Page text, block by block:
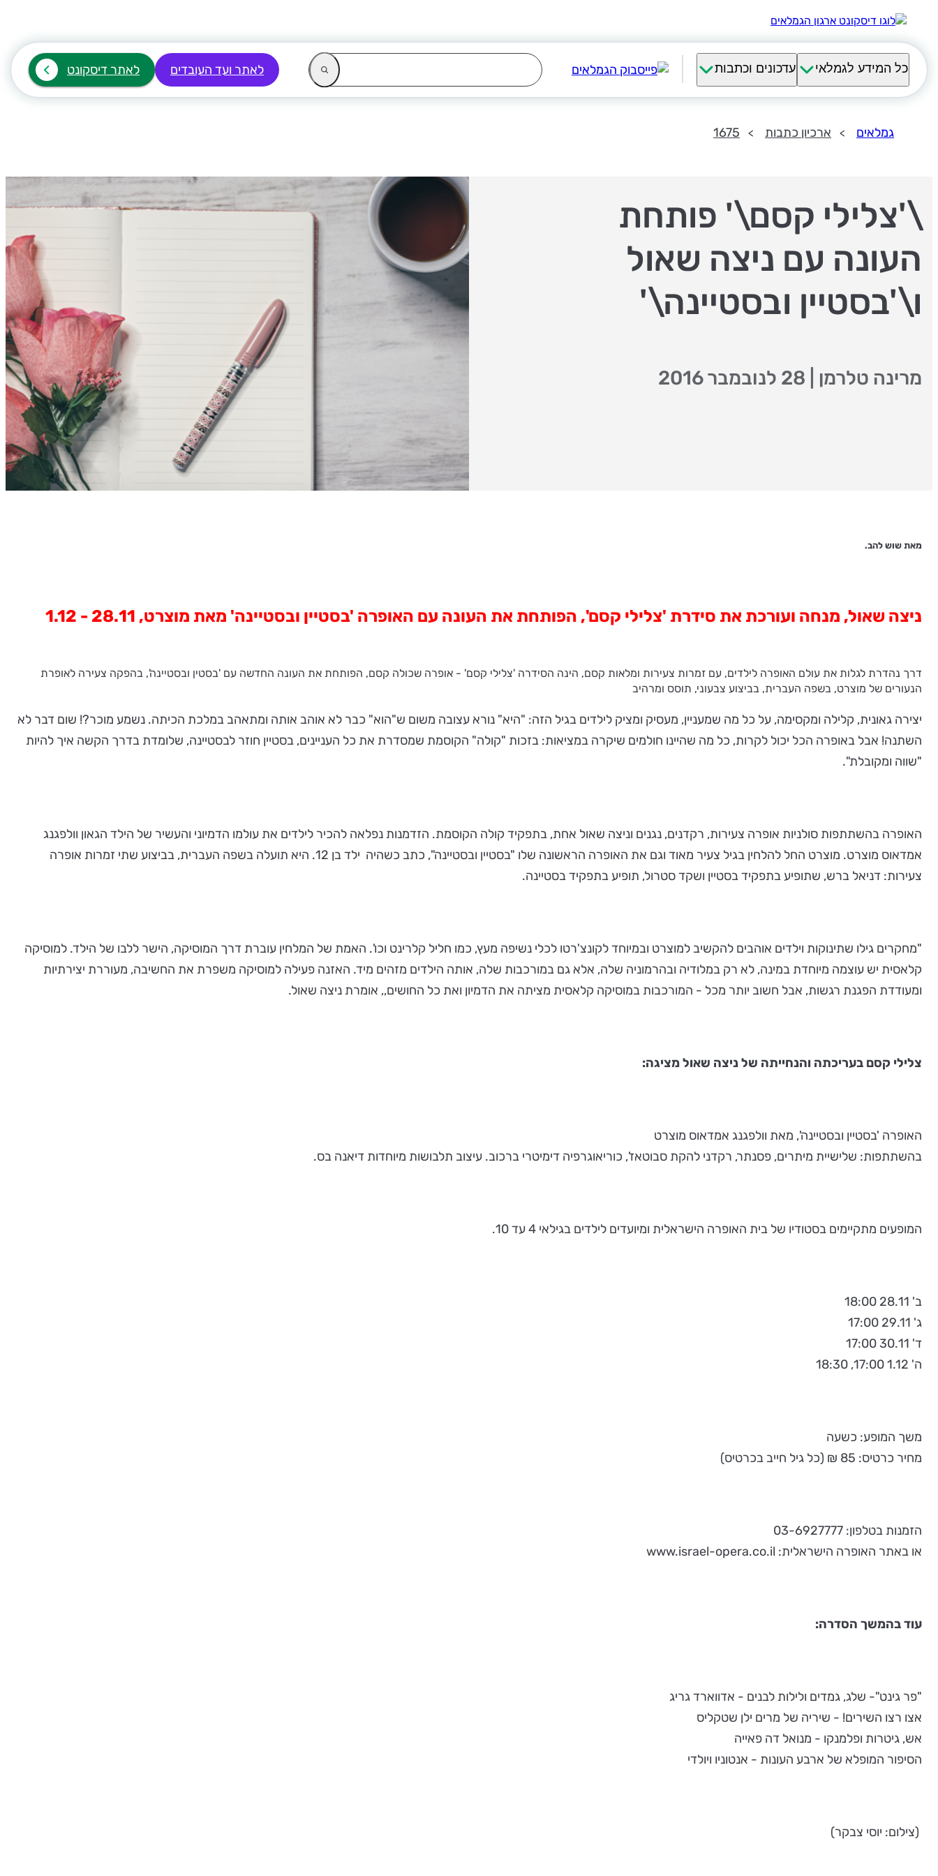
כל המידע לגמלאי עדכונים וכתבות לאתר ועד העובדים לאתר דיסקונט
גמלאים ארכיון כתבות 1675
\'צלילי קסם\' פותחת
העונה עם ניצה שאול
ו\'בסטיין ובסטיינה\'
מרינה טלרמן
מאת שוש להב.
ניצה שאול, מנחה ועורכת את סידרת 'צלילי קסם', הפותחת את העונה עם האופרה 'בסטיין ובסטיינה' מאת מוצרט, 28.11 - 1.12
דרך נהדרת לגלות את עולם האופרה לילדים, עם זמרות צעירות ומלאות קסם, הינה הסידרה 'צלילי קסם' - אופרה שכולה קסם, הפותחת את העונה החדשה עם 'בסטין ובסטיינה', בהפקה צעירה לאופרת
הנעורים של מוצרט, בשפה העברית, בביצוע צבעוני, תוסס ומרהיב
יצירה גאונית, קלילה ומקסימה, על כל מה שמעניין, מעסיק ומציק לילדים בגיל הזה: "היא" נורא עצובה משום ש"הוא" כבר לא אוהב אותה ומתאהב במלכת הכיתה. נשמע מוכר?! שום דבר לא
השתנה! אבל באופרה הכל יכול לקרות, כל מה שהיינו חולמים שיקרה במציאות: בזכות "קולה" הקוסמת שמסדרת את כל העניינים, בסטיין חוזר לבסטיינה, שלומדת בדרך הקשה איך להיות
"שווה ומקובלת".
האופרה בהשתתפות סולניות אופרה צעירות, רקדנים, נגנים וניצה שאול אחת, בתפקיד קולה הקוסמת. הזדמנות נפלאה להכיר לילדים את עולמו הדמיוני והעשיר של הילד הגאון וולפגנג
אמדאוס מוצרט. מוצרט החל להלחין בגיל צעיר מאוד וגם את האופרה הראשונה שלו "בסטיין ובסטיינה", כתב כשהיה ילד בן 12. היא תועלה בשפה העברית, בביצוע שתי זמרות אופרה
צעירות: דניאל ברש, שתופיע בתפקיד בסטיין ושקד סטרול, תופיע בתפקיד בסטיינה.
"מחקרים גילו שתינוקות וילדים אוהבים להקשיב למוצרט ובמיוחד לקונצ'רטו לכלי נשיפה מעץ, כמו חליל קלרינט וכו'. האמת של המלחין עוברת דרך המוסיקה, הישר ללבו של הילד. למוסיקה
קלאסית יש עוצמה מיוחדת במינה, לא רק במלודיה ובהרמוניה שלה, אלא גם במורכבות שלה, אותה הילדים מזהים מיד. האזנה פעילה למוסיקה משפרת את החשיבה, מעוררת יצירתיות
ומעודדת הפגנת רגשות, אבל חשוב יותר מכל - המורכבות במוסיקה קלאסית מציתה את הדמיון ואת כל החושים,, אומרת ניצה שאול.
צלילי קסם בעריכתה והנחייתה של ניצה שאול מציגה:
האופרה 'בסטיין ובסטיינה', מאת וולפגנג אמדאוס מוצרט
בהשתתפות: שלישיית מיתרים, פסנתר, רקדני להקת סבוטאז', כוריאוגרפיה דימיטרי ברכוב. עיצוב תלבושות מיוחדות דיאנה בס.
המופעים מתקיימים בסטודיו של בית האופרה הישראלית ומיועדים לילדים בגילאי 4 עד 10.
ב' 28.11 18:00
ג' 29.11 17:00
ד' 30.11 17:00
ה' 1.12 17:00, 18:30
משך המופע: כשעה
מחיר כרטיס: 85 ₪ (כל גיל חייב בכרטיס)
הזמנות בטלפון: 03-6927777
או באתר האופרה הישראלית: www.israel-opera.co.il
עוד בהמשך הסדרה:
"פר גינט"- שלג, גמדים ולילות לבנים - אדווארד גריג
אצו רצו השירים! - שיריה של מרים ילן שטקליס
אש, גיטרות ופלמנקו - מנואל דה פאייה
הסיפור המופלא של ארבע העונות - אנטוניו ויולדי
(צילום: יוסי צבקר)